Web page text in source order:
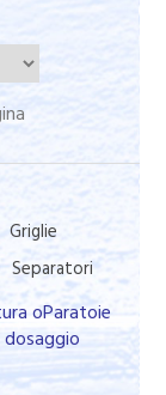
Griglie
Separatori
oParatoie